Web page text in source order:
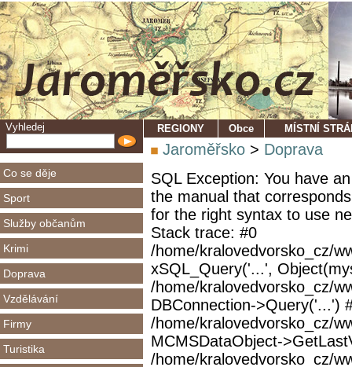
Vyhledej
Co se děje
Sport
Služby občanům
Krimi
Doprava
Vzdělávání
Firmy
Turistika
REGIONY Obce MÍSTNÍ
Jaroměřsko > Doprava
SQL Exception: You have
the manual that
for the right syntax to use
Stack trace: #0
/home/kralovedvorsko_cz/
xSQL_Query('...',
/home/kralovedvorsko_cz/
DBConnection->Query('...')
/home/kralovedvorsko_cz/
MCMSDataObject-
/home/kralovedvorsko_cz/